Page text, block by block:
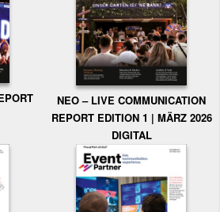
NEO – LIVE COMMUNICATION
REPORT EDITION 1 | MÄRZ 2026
DIGITAL